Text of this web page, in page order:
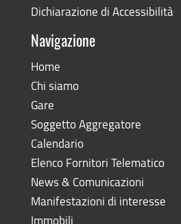
Dichiarazione di Accessibilità
Navigazione
Home
Chi siamo
Gare
Soggetto Aggregatore
Calendario
Elenco Fornitori Telematico
News & Comunicazioni
Manifestazioni di interesse
Immobili